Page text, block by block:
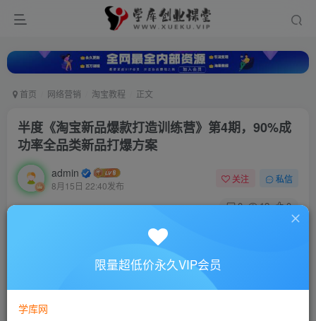
首页 网络营销 淘宝教程 正文
半度《淘宝新品爆款打造训练营》第4期，90%成
功率全品类新品打爆方案
admin
8月15日 22:40发布
关注 私信
0 12 0
此内容为付费资源，请付费后查看
10
限量超低价永久VIP会员
学库网